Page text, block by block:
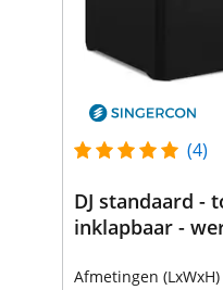
(4)
DJ standaard -
inklapbaar -
Afmetingen (LxWxH)